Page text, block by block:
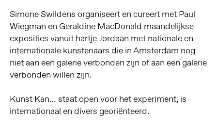
Simone Swildens organiseert en cureert met Paul
Wiegman en Geraldine MacDonald maandelijkse
exposities vanuit hartje Jordaan met nationale en
internationale kunstenaars die in Amsterdam nog
niet aan een galerie verbonden zijn of aan een galerie
verbonden willen zijn.
Kunst Kan… staat open voor het experiment, is
internationaal en divers georiënteerd.